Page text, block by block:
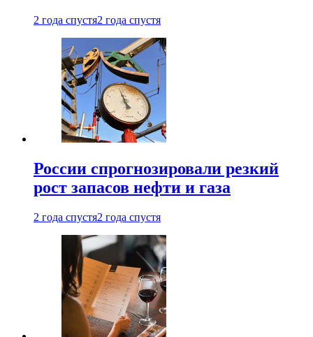
2 года спустя2 года спустя
России спрогнозировали резкий
рост запасов нефти и газа
2 года спустя2 года спустя